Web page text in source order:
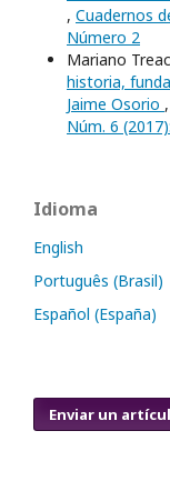
, Cuadernos
Número 2
Mariano
historia,
Jaime Osorio ,
Núm. 6
Idioma
English
Português (Brasil)
Español (España)
Enviar un